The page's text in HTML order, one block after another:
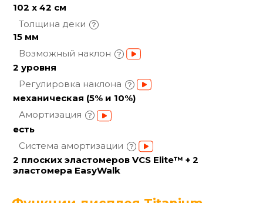
102 х 42 см
Толщина деки
15 мм
Возможный наклон
2 уровня
Регулировка наклона
механическая (5% и 10%)
Амортизация
есть
Система амортизации
2 плоских эластомеров VCS Elite™ + 2
эластомера EasyWalk